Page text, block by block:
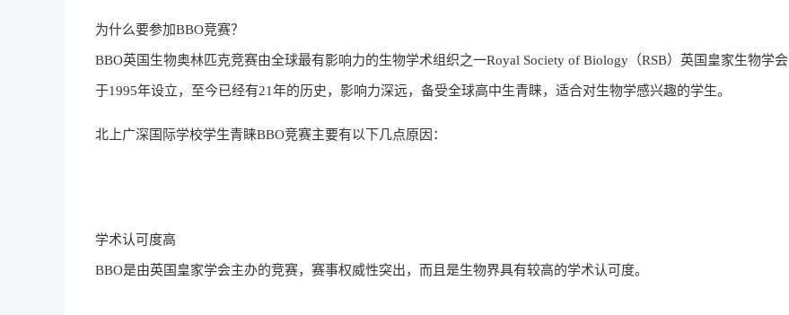
为什么要参加BBO竞赛？
BBO英国生物奥林匹克竞赛由全球最有影响力的生物学术组织之一Royal Society of Biology（RSB）英国皇家生物学会
于1995年设立，至今已经有21年的历史，影响力深远，备受全球高中生青睐，适合对生物学感兴趣的学生。
北上广深国际学校学生青睐BBO竞赛主要有以下几点原因：
学术认可度高
BBO是由英国皇家学会主办的竞赛，赛事权威性突出，而且是生物界具有较高的学术认可度。